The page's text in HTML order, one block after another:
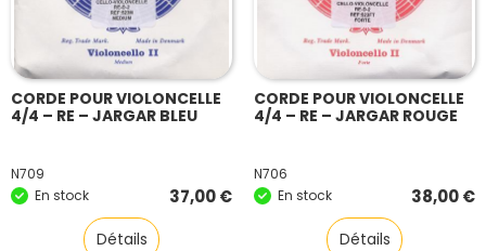
CORDE POUR VIOLONCELLE
4/4 – RE – JARGAR BLEU
N709
En stock
37,00€
Détails
CORDE POUR VIOLONCELLE
4/4 – RE – JARGAR ROUGE
N706
En stock
38,00€
Détails